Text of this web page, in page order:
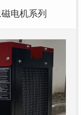
电机系列